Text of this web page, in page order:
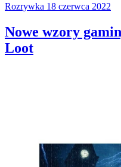
Rozrywka 18 czerwca 2022
Nowe wzory
Loot